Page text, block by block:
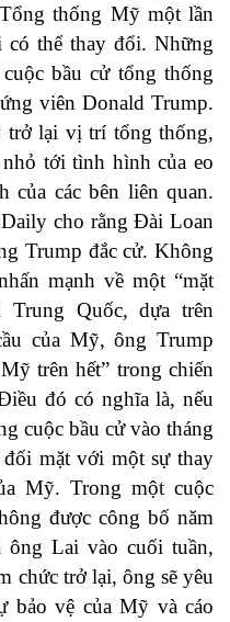
thống Mỹ một lần
thể thay đổi. Những
bầu cử tổng thống
viên Donald Trump.
trở lại vị trí tổng thống,
tới tình hình của eo
của các bên liên quan.
cho rằng Đài Loan
Trump đắc cử. Không
mạnh về một “mặt
Trung Quốc, dựa trên
của Mỹ, ông Trump
trên hết” trong chiến
đó có nghĩa là, nếu
cuộc bầu cử vào tháng
mặt với một sự thay
Mỹ. Trong một cuộc
được công bố năm
ông Lai vào cuối tuần,
chức trở lại, ông sẽ yêu
bảo vệ của Mỹ và cáo